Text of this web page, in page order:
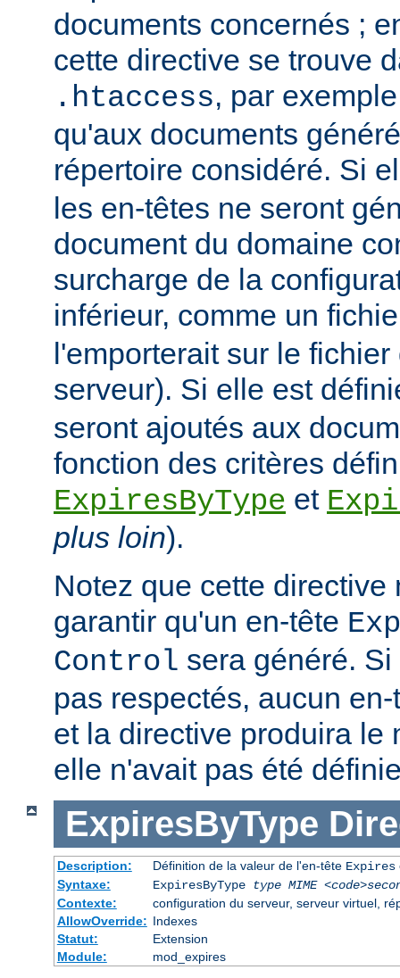
documents concernés ;
cette directive se trouve
.htaccess, par
qu'aux documents
répertoire considéré. Si
les en-têtes ne seront
document du domaine
surcharge de la
inférieur, comme un
l'emporterait sur le
serveur). Si elle est
seront ajoutés aux
fonction des critères
ExpiresByType et
plus loin).
Notez que cette directive
garantir qu'un en-tête
Control sera généré.
pas respectés, aucun
et la directive produira le
elle n'avait pas été
ExpiresByType
Description: Définition de la valeur de l'en-tête Expires
Syntaxe:
ExpiresByType type MIME
Contexte:
configuration du serveur, serveur virtuel,
AllowOverride: Indexes
Statut:
Extension
Module:
mod_expires